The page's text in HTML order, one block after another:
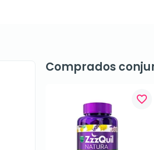
Comprados
favorite_border